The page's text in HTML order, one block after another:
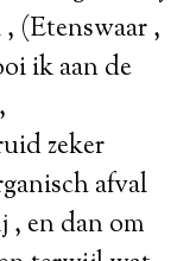
(Etenswaar ,
ik aan de
zeker
afval
, en dan om